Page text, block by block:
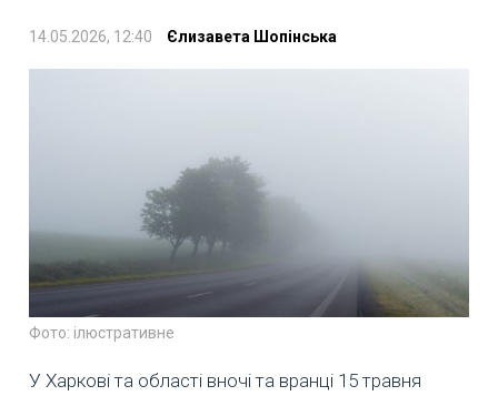
14.05.2026, 12:40 Єлизавета Шопінська
Фото: ілюстративне
У Харкові та області вночі та вранці 15 травня